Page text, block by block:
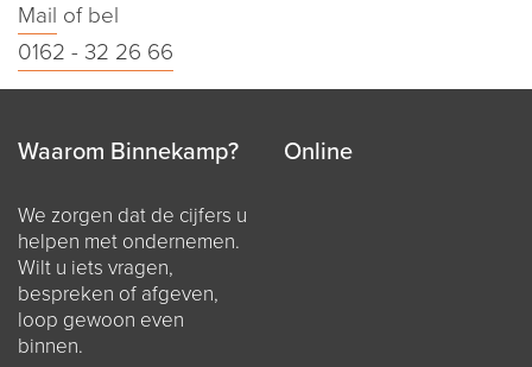
Mail of bel
0162 - 32 26 66
Waarom Binnekamp?
We zorgen dat de cijfers u
helpen met ondernemen.
Wilt u iets vragen,
bespreken of afgeven,
loop gewoon even
binnen.
Online